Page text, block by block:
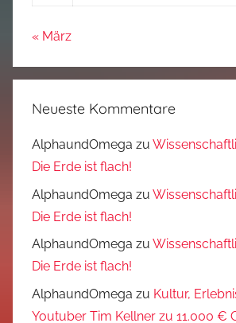
« März
Neueste Kommentare
AlphaundOmega zu
Die Erde ist flach!
AlphaundOmega zu
Die Erde ist flach!
AlphaundOmega zu
Die Erde ist flach!
AlphaundOmega zu Kultur,
Youtuber Tim Kellner zu 11.000 €